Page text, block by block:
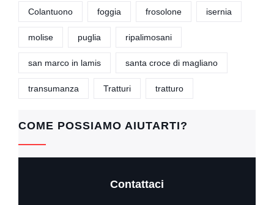
b
o
o
A
p
Li
n
k
Colantuono foggia frosolone isernia
molise puglia ripalimosani
san marco in lamis santa croce di magliano
transumanza Tratturi tratturo
COME POSSIAMO AIUTARTI?
Contattaci